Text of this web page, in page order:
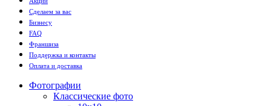
Сделаем за вас
Бизнесу
FAQ
Франшиза
Поддержка и контакты
Оплата и доставка
Фотографии
Классические фото